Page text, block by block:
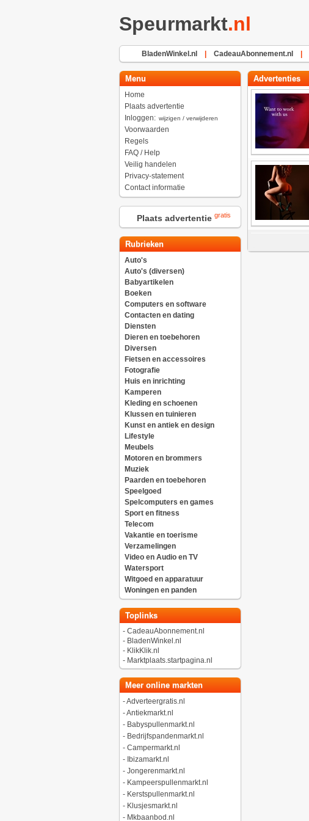
Speurmarkt.nl
BladenWinkel.nl CadeauAbonnement.nl
Menu
Home
Plaats advertentie
Inloggen: wijzigen / verwijderen
Voorwaarden
Regels
FAQ / Help
Veilig handelen
Privacy-statement
Contact informatie
Plaats advertentie gratis
Rubrieken
Auto's
Auto's (diversen)
Babyartikelen
Boeken
Computers en software
Contacten en dating
Diensten
Dieren en toebehoren
Diversen
Fietsen en accessoires
Fotografie
Huis en inrichting
Kamperen
Kleding en schoenen
Klussen en tuinieren
Kunst en antiek en design
Lifestyle
Meubels
Motoren en brommers
Muziek
Paarden en toebehoren
Speelgoed
Spelcomputers en games
Sport en fitness
Telecom
Vakantie en toerisme
Verzamelingen
Video en Audio en TV
Watersport
Witgoed en apparatuur
Woningen en panden
Toplinks
- CadeauAbonnement.nl
- BladenWinkel.nl
- KlikKlik.nl
- Marktplaats.startpagina.nl
Meer online markten
-Adverteergratis.nl
-Antiekmarkt.nl
- Babyspullenmarkt.nl
- Bedrijfspandenmarkt.nl
- Campermarkt.nl
- Ibizamarkt.nl
- Jongerenmarkt.nl
- Kampeerspullenmarkt.nl
- Kerstspullenmarkt.nl
- Klusjesmarkt.nl
- Mkbaanbod.nl
Advertenties